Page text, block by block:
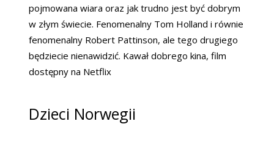
pojmowana wiara oraz jak trudno jest być dobrym
w złym świecie. Fenomenalny Tom Holland i równie
fenomenalny Robert Pattinson, ale tego drugiego
będziecie nienawidzić. Kawał dobrego kina, film
dostępny na Netflix
Dzieci Norwegii